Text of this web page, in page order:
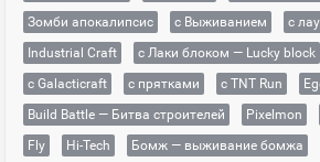
Зомби апокалипсис
с Выживанием с
Industrial Craft
с Лаки блоком — Lucky block
с Galacticraft
с прятками с TNT Run
Build Battle — Битва строителей
Pixelmon
Fly
Hi-Tech
Бомж — выживание бомжа